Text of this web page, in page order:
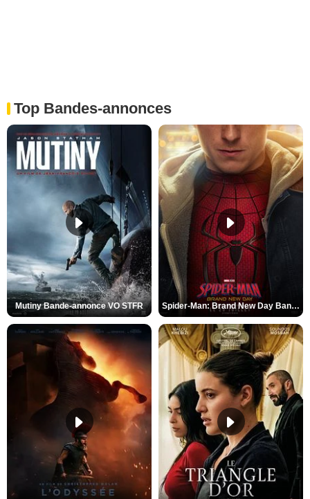
Top Bandes-annonces
Mutiny Bande-annonce VO STFR Spider-Man: Brand New Day Bande-annonce VO STFR